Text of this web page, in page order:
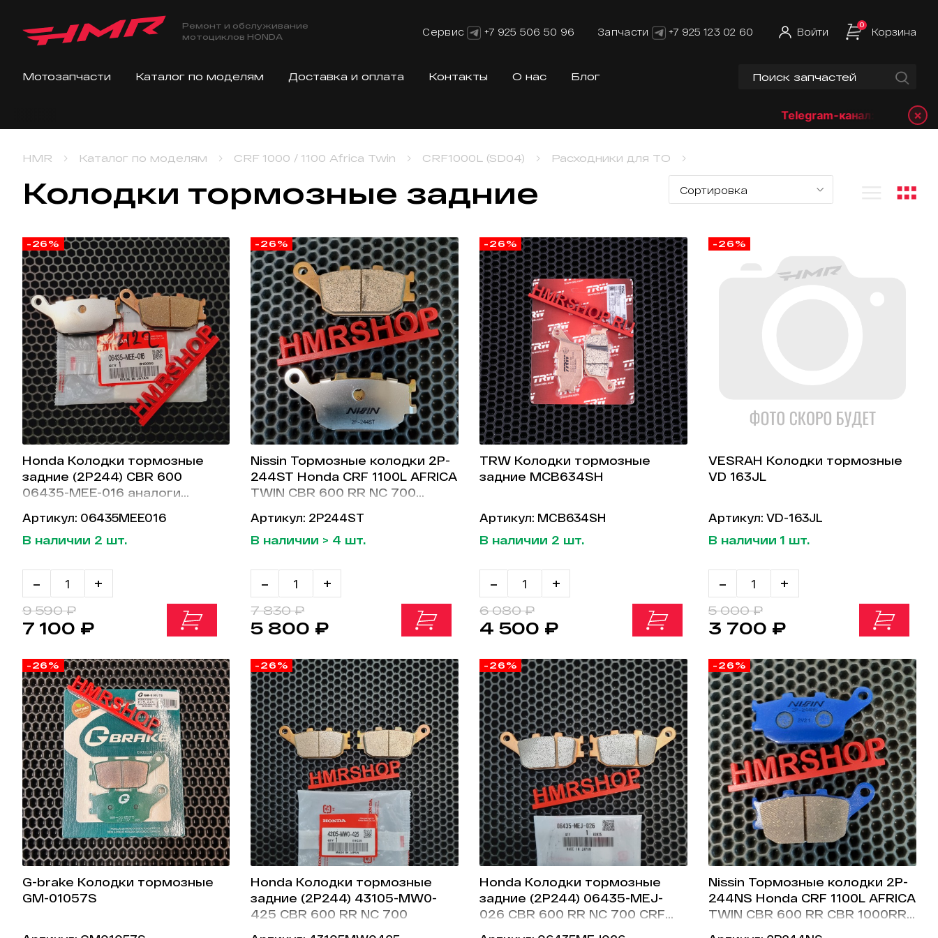
Ремонт и обслуживание
мотоциклов HONDA
Сервис +7 925 506 50 96 Запчасти +7 925 123 02 60 Войти
0
Корзина
Мотозапчасти Каталог по моделям Доставка и оплата Контакты О нас Блог
Telegram-канал:@hmrshop_ru
×
HMR Каталог по моделям CRF 1000 / 1100 Africa Twin CRF1000L (SD04) Расходники для ТО
Колодки тормозные задние
-26%
Honda Колодки тормозные
задние (2P244) CBR 600
06435-MEE-016 аналоги
Артикул: 06435MEE016
В наличии 2 шт.
- +
7 100 ₽
9 590 ₽
-26%
Nissin Тормозные колодки 2P-
244ST Honda CRF 1100L AFRICA
TWIN CBR 600 RR NC 700
CBR 600F4i CBR 600F CBF 600
CB 1300 CB 600 CB750F2 CBF
Артикул: 2P244ST
В наличии > 4 шт.
- +
5 800 ₽
7 830 ₽
-26%
TRW Колодки тормозные
задние MCB634SH
Артикул: MCB634SH
В наличии 2 шт.
- +
4 500 ₽
6 080 ₽
-26%
VESRAH Колодки тормозные
VD 163JL
Артикул: VD-163JL
В наличии 1 шт.
- +
3 700 ₽
5 000 ₽
-26%
G-brake Колодки тормозные
GM-01057S
-26%
Honda Колодки тормозные
задние (2P244) 43105-MW0-
425 CBR 600 RR NC 700
-26%
Honda Колодки тормозные
задние (2P244) 06435-MEJ-
026 CBR 600 RR NC 700 CRF
-26%
Nissin Тормозные колодки 2P-
244NS Honda CRF 1100L AFRICA
TWIN CBR 600 RR CBR 1000RR